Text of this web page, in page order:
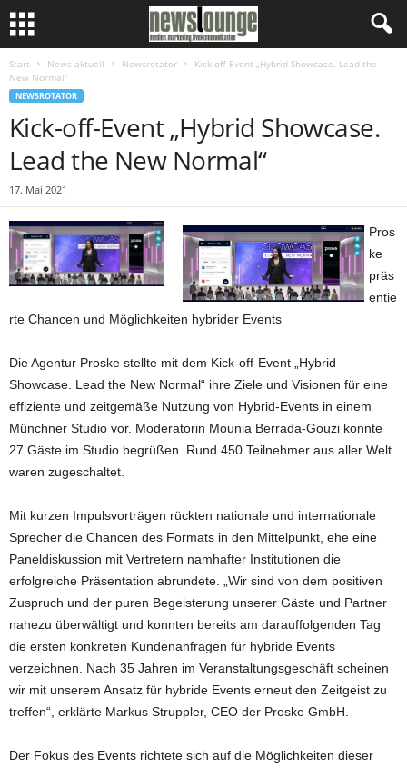
Start News aktuell Newsrotator
Kick-off-Event „Hybrid Showcase. Lead the
New Normal“
NEWSROTATOR
Kick-off-Event „Hybrid Showcase.
Lead the New Normal“
17. Mai 2021
Pros
ke
präs
entie
rte Chancen und Möglichkeiten hybrider Events
Die Agentur Proske stellte mit dem Kick-off-Event „Hybrid
Showcase. Lead the New Normal“ ihre Ziele und Visionen für eine
effiziente und zeitgemäße Nutzung von Hybrid-Events in einem
Münchner Studio vor. Moderatorin Mounia Berrada-Gouzi konnte
27 Gäste im Studio begrüßen. Rund 450 Teilnehmer aus aller Welt
waren zugeschaltet.
Mit kurzen Impulsvorträgen rückten nationale und internationale
Sprecher die Chancen des Formats in den Mittelpunkt, ehe eine
Paneldiskussion mit Vertretern namhafter Institutionen die
erfolgreiche Präsentation abrundete. „Wir sind von dem positiven
Zuspruch und der puren Begeisterung unserer Gäste und Partner
nahezu überwältigt und konnten bereits am darauffolgenden Tag
die ersten konkreten Kundenanfragen für hybride Events
verzeichnen. Nach 35 Jahren im Veranstaltungsgeschäft scheinen
wir mit unserem Ansatz für hybride Events erneut den Zeitgeist zu
treffen“, erklärte Markus Struppler, CEO der Proske GmbH.
Der Fokus des Events richtete sich auf die Möglichkeiten dieser